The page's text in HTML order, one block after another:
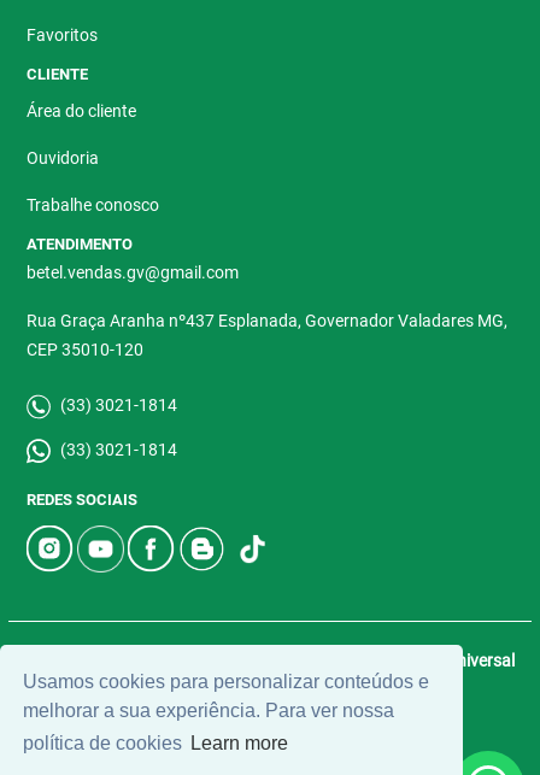
Usamos cookies para personalizar conteúdos e
melhorar a sua experiência. Para ver nossa
política de cookies Learn more
Favoritos
CLIENTE
Área do cliente
Ouvidoria
Trabalhe conosco
ATENDIMENTO
betel.vendas.gv@gmail.com
Rua Graça Aranha nº437 Esplanada, Governador Valadares MG,
CEP 35010-120
(33) 3021-1814
(33) 3021-1814
REDES SOCIAIS
Universal
Software.